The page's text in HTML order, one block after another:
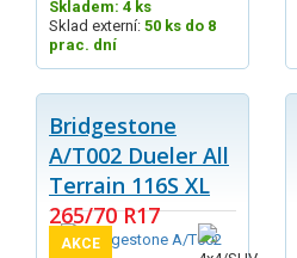
Skladem: 4 ks
Sklad externí: 50 ks do 8
prac. dní
Bridgestone
A/T002 Dueler All
Terrain 116S XL
265/70 R17
AKCE